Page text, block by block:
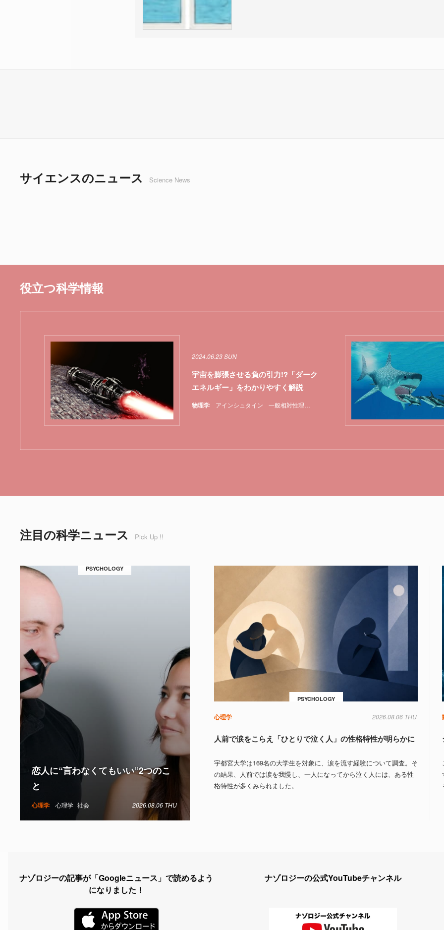
サイエンスのニュース Science News
役立つ科学情報
物理学 アインシュタイン 一般相対性理論 重力
2024.06.23 SUN
宇宙を膨張させる負の引力!?「ダーク
エネルギー」をわかりやすく解説
注目の科学ニュース Pick Up !!
PSYCHOLOGY
心理学 心理学 社会 2026.08.06 THU
恋人に“言わなくてもいい”2つのこ
と
PSYCHOLOGY
心理学 2026.08.06 THU
人前で涙をこらえ「ひとりで泣く人」の性格特性が明らかに
宇都宮大学は169名の大学生を対象に、涙を流す経験について調査。そ
の結果、人前では涙を我慢し、一人になってから泣く人には、ある性
格特性が多くみられました。
ナゾロジーの記事が「Googleニュース」で読めるよう
になりました！
ナゾロジーの公式YouTubeチャンネル